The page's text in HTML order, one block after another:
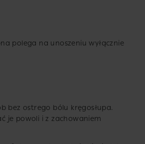
polega na unoszeniu wyłącznie
bez ostrego bólu kręgosłupa.
je powoli i z zachowaniem